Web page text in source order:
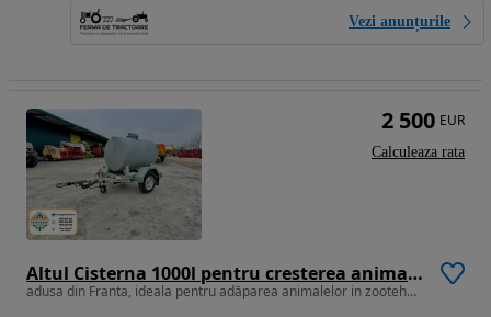
Vezi anunțurile
Altul Cisterna 1000l pentru cresterea animaleleor in stare impecabila
adusa din Franta, ideala pentru adăparea animalelor in zootehnie
2 500 EUR
Calculeaza rata